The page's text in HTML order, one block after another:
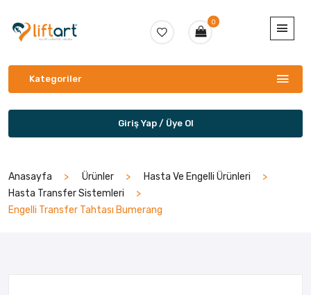
0
Kategoriler
Giriş Yap / Üye Ol
Anasayfa Ürünler
Hasta Ve Engelli Ürünleri
Hasta Transfer Sistemleri
Engelli Transfer Tahtası Bumerang